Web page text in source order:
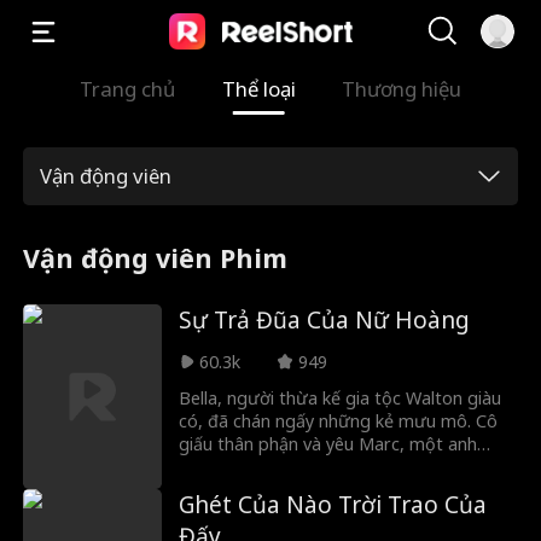
Trang chủ Thể loại Thương hiệu
Vận động viên
Vận động viên Phim
Sự Trả Đũa Của Nữ Hoàng
60.3k
949
Bella, người thừa kế gia tộc Walton giàu
có, đã chán ngấy những kẻ mưu mô. Cô
giấu thân phận và yêu Marc, một anh
của cô, thậm chí còn giúp hắn vào đội
bóng bầu dục của Harvard. Nhưng sự
phản bội ập đến khi Bella phát hiện Marc
Ghét Của Nào Trời Trao Của